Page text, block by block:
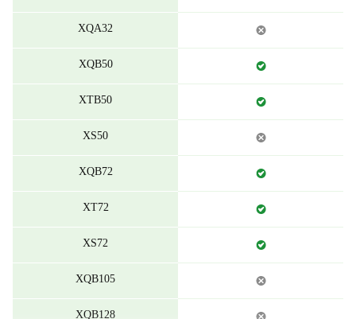
XQA32
XQB50
XTB50
XS50
XQB72
XT72
XS72
XQB105
XQB128